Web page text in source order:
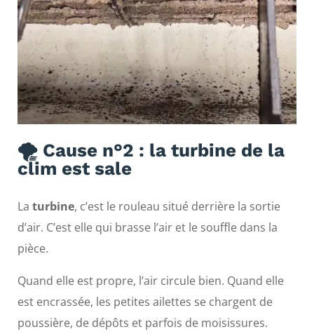
🌪️ Cause n°2 : la turbine de la
clim est sale
La turbine, c’est le rouleau situé derrière la sortie
d’air. C’est elle qui brasse l’air et le souffle dans la
pièce.
Quand elle est propre, l’air circule bien. Quand elle
est encrassée, les petites ailettes se chargent de
poussière, de dépôts et parfois de moisissures.